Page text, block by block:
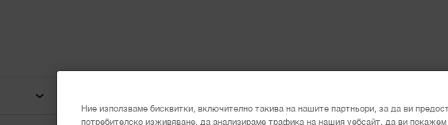
Ние използваме бисквитки, включително такива на нашите партньори, за да ви
потребителско изживяване, да анализираме трафика на нашия уебсайт, да ви покажем